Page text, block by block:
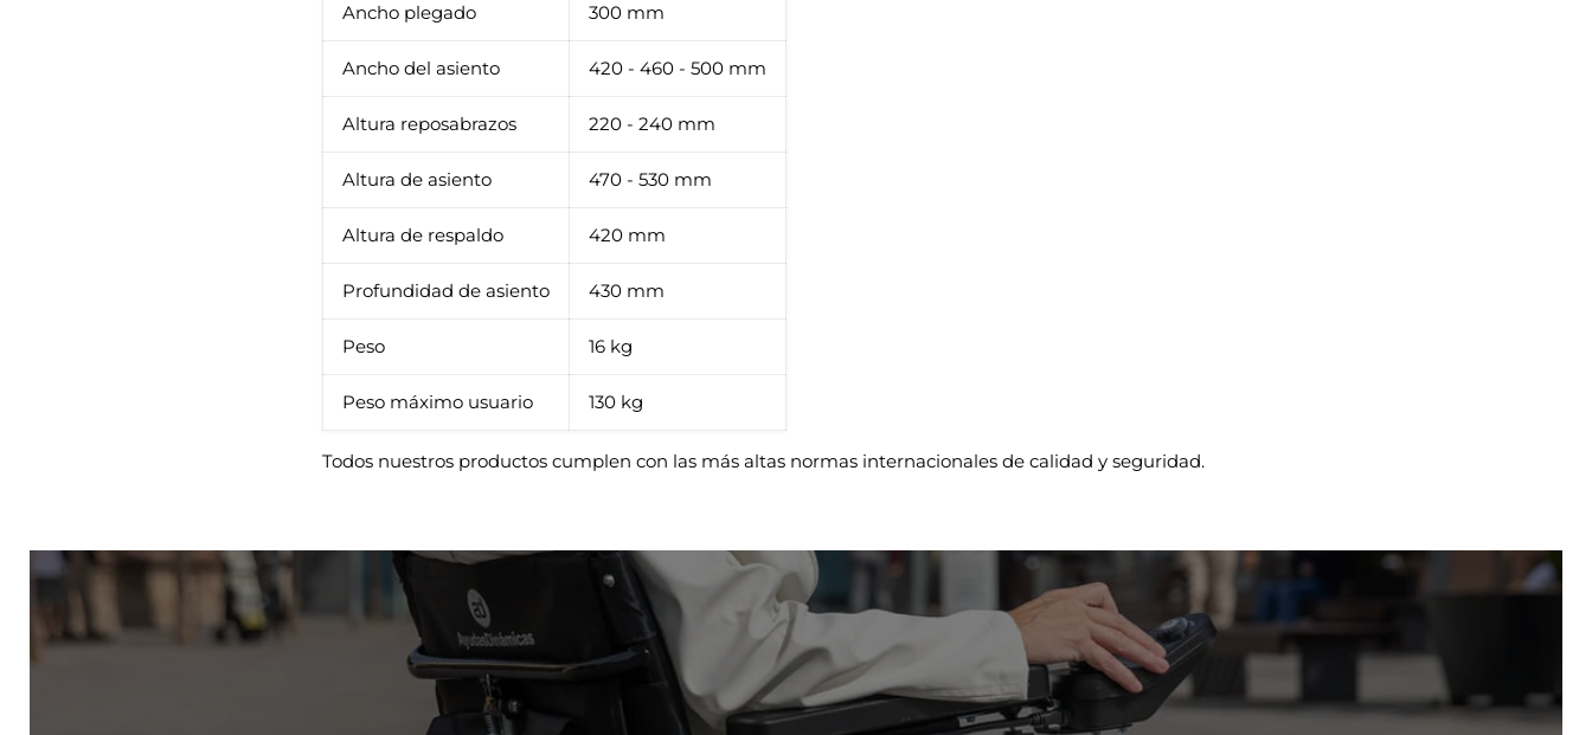
Ancho plegado 300 mm
Ancho del asiento 420 - 460 - 500 mm
Altura reposabrazos 220 - 240 mm
Altura de asiento 470 - 530 mm
Altura de respaldo 420 mm
Profundidad de asiento 430 mm
Peso 16 kg
Peso máximo usuario 130 kg
Todos nuestros productos cumplen con las más altas normas internacionales de calidad y seguridad.